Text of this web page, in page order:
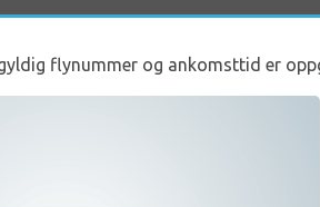
flynummer og ankomsttid er